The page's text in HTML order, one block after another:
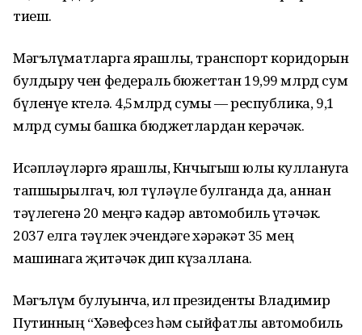
тиеш.
Мәгълүматларга ярашлы, транспорт коридорын
булдыру өчен федераль бюжеттан 19,99 млрд сум
бүленүе көтелә. 4,5млрд сумы — республика, 9,1
млрд сумы башка бюджетлардан керәчәк.
Исәпләүләргә ярашлы, Көнчыгыш юлы куллануга
тапшырылгач, юл түләүле булганда да, аннан
тәүлегенә 20 меңгә кадәр автомобиль үтәчәк.
2037 елга тәүлек эчендәге хәрәкәт 35 мең
машинага җитәчәк дип күзаллана.
Мәгълүм булуынча, ил президенты Владимир
Путинның “Хәвефсез һәм сыйфатлы автомобиль